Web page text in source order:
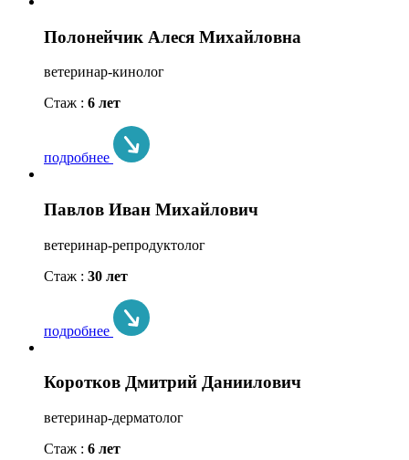
Полонейчик Алеся Михайловна
ветеринар-кинолог
Стаж : 6 лет
подробнее
Павлов Иван Михайлович
ветеринар-репродуктолог
Стаж : 30 лет
подробнее
Коротков Дмитрий Даниилович
ветеринар-дерматолог
Стаж : 6 лет